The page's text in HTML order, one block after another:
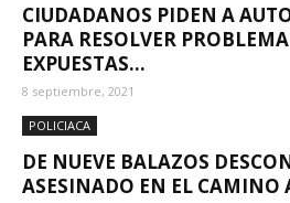
CIUDADANOS PIDEN A
PARA RESOLVER
EXPUESTAS...
8 septiembre, 2021
POLICIACA
DE NUEVE BALAZOS
ASESINADO EN EL CAMINO